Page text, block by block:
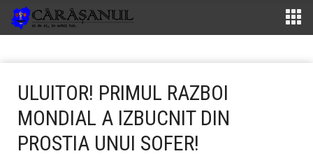
ULUITOR! PRIMUL RAZBOI
MONDIAL A IZBUCNIT DIN
PROSTIA UNUI SOFER!